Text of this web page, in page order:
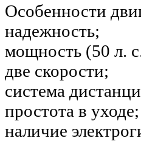
Особенности
надежность;
мощность (50 л.
две скорости;
система
простота в уходе;
наличие